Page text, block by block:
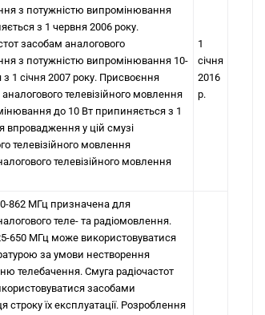
з потужністю випромінювання
з 1 червня 2006 року.
засобам аналогового
з потужністю випромінювання 10-
1 січня 2007 року. Присвоєння
телевізійного мовлення
до 10 Вт припиняється з 1
впровадження у цій смузі
телевізійного мовлення
телевізійного мовлення
1
січня
2016
р.
862 МГц призначена для
теле- та радіомовлення.
650 МГц може використовуватися
за умови нестворення
телебачення. Смуга радіочастот
засобами
строку їх експлуатації. Розроблення